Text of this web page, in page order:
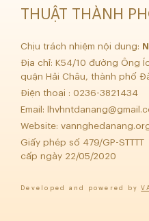
THUẬT THÀNH
Chịu trách nhiệm nội dung:
Địa chỉ: K54/10 đường Ông
quận Hải Châu, thành phố
Điện thoại : 0236-3821434
Email:
Website:
Giấy phép số 479/GP-
cấp ngày 22/05/2020
Developed and powered by